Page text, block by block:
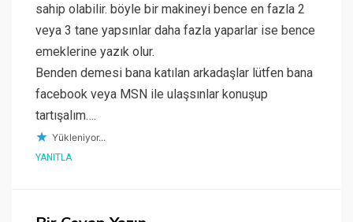
sahip olabilir. böyle bir makineyi bence en fazla 2
veya 3 tane yapsınlar daha fazla yaparlar ise bence
emeklerine yazık olur.
Benden demesi bana katılan arkadaşlar lütfen bana
facebook veya MSN ile ulaşsınlar konuşup
tartışalım….
Yükleniyor...
YANITLA